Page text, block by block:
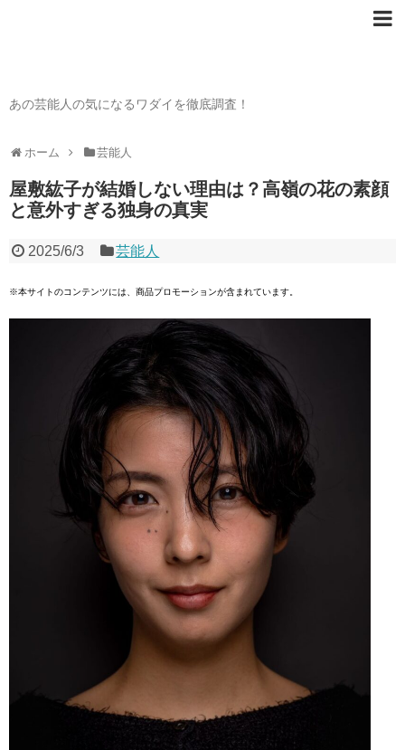
あの芸能人の気になるワダイを徹底調査！
ホーム 芸能人
屋敷紘子が結婚しない理由は？高嶺の花の素顔
と意外すぎる独身の真実
2025/6/3 芸能人
※本サイトのコンテンツには、商品プロモーションが含まれています。